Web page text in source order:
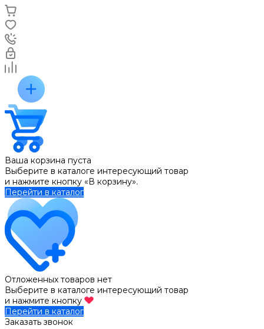
Ваша корзина пуста
Выберите в каталоге интересующий товар
и нажмите кнопку «В корзину».
Перейти в каталог
Отложенных товаров нет
Выберите в каталоге интересующий товар
и нажмите кнопку
Перейти в каталог
Заказать звонок